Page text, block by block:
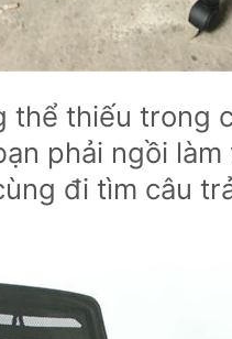
thể thiếu trong
phải ngồi
đi tìm câu